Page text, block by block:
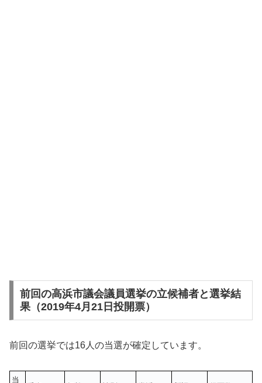
前回の高浜市議会議員選挙の立候補者と選挙結
果（2019年4月21日投開票）
前回の選挙では16人の当選が確定しています。
当